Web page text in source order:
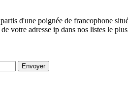
d'une poignée de francophone
votre adresse ip dans nos listes le